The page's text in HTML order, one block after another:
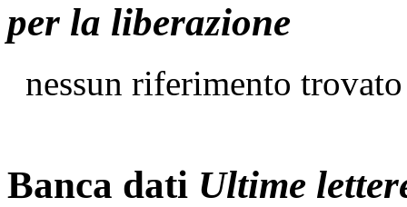
per la liberazione
nessun riferimento trovato
Banca dati Ultime